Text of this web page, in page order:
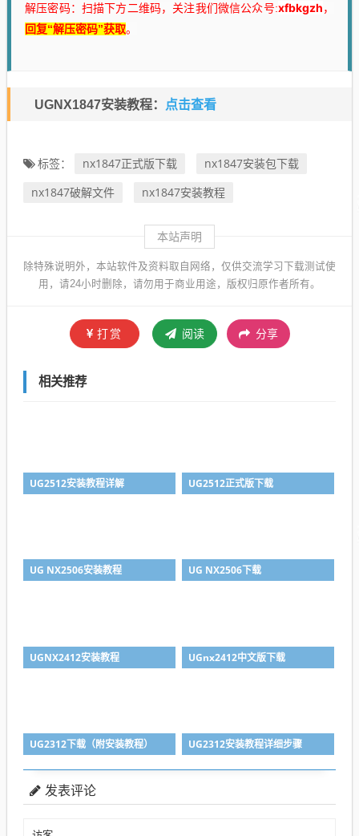
解压密码： 扫描下方二维码，关注我们微信公众号:xfbkgzh，
回复“解压密码”获取。
UGNX1847安装教程： 点击查看
标签： nx1847正式版下载
nx1847安装包下载
nx1847破解文件
nx1847安装教程
本站声明
除特殊说明外，本站软件及资料取自网络，仅供交流学习下载测试使
用，请24小时删除，请勿用于商业用途，版权归原作者所有。
打赏 阅读 分享
相关推荐
UG2512安装教程详解 UG2512正式版下载
UG NX2506安装教程 UG NX2506下载
UGNX2412安装教程 UGnx2412中文版下载
UG2312下载（附安装教程） UG2312安装教程详细步骤
发表评论